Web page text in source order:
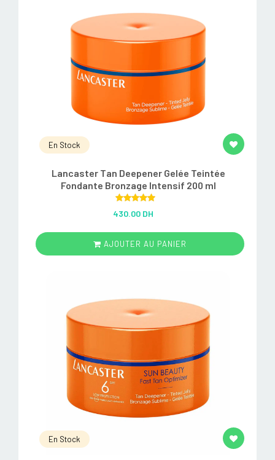
En Stock
Lancaster Tan Deepener Gelée Teintée
Fondante Bronzage Intensif 200 ml
out of 5
430.00 DH
AJOUTER AU PANIER
En Stock